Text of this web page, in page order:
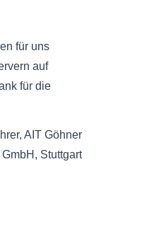
für uns
auf
für die
AIT Göhner
GmbH
Stuttgart